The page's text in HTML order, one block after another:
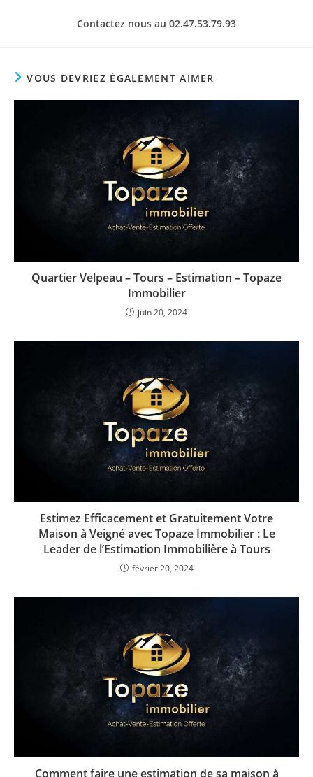
Contactez nous au 02.47.53.79.93
VOUS DEVRIEZ ÉGALEMENT AIMER
Quartier Velpeau – Tours – Estimation – Topaze
Immobilier
juin 20, 2024
Estimez Efficacement et Gratuitement Votre
Maison à Veigné avec Topaze Immobilier : Le
Leader de l’Estimation Immobilière à Tours
février 20, 2024
Comment faire une estimation de sa maison à